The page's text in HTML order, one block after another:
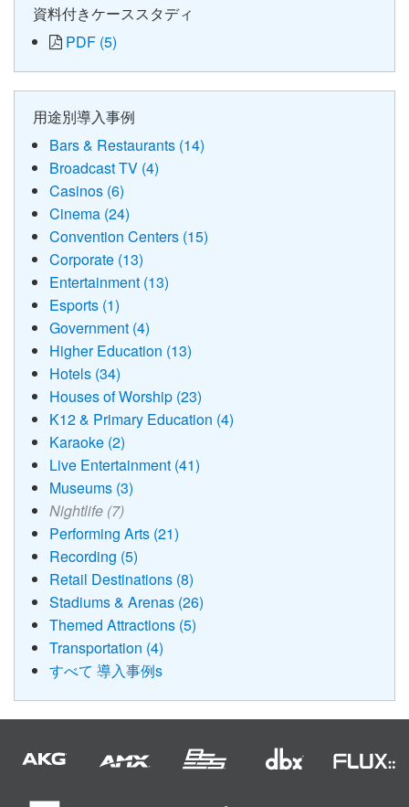
資料付きケーススタディ
PDF (5)
用途別導入事例
Bars & Restaurants (14)
Broadcast TV (4)
Casinos (6)
Cinema (24)
Convention Centers (15)
Corporate (13)
Entertainment (13)
Esports (1)
Government (4)
Higher Education (13)
Hotels (34)
Houses of Worship (23)
K12 & Primary Education (4)
Karaoke (2)
Live Entertainment (41)
Museums (3)
Nightlife (7)
Performing Arts (21)
Recording (5)
Retail Destinations (8)
Stadiums & Arenas (26)
Themed Attractions (5)
Transportation (4)
すべて 導入事例s